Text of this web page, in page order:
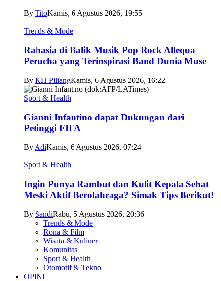
By TitoKamis, 6 Agustus 2026, 19:55
Trends & Mode
Rahasia di Balik Musik Pop Rock Allequa
Perucha yang Terinspirasi Band Dunia Muse
By KH PiliangKamis, 6 Agustus 2026, 16:22
Sport & Health
Gianni Infantino dapat Dukungan dari
Petinggi FIFA
By AdiKamis, 6 Agustus 2026, 07:24
Sport & Health
Ingin Punya Rambut dan Kulit Kepala Sehat
Meski Aktif Berolahraga? Simak Tips Berikut!
By SandiRabu, 5 Agustus 2026, 20:36
Trends & Mode
Rona & Film
Wisata & Kuliner
Komunitas
Sport & Health
Otomotif & Tekno
OPINI